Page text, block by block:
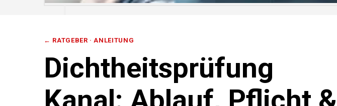
← RATGEBER ·ANLEITUNG
Dichtheitsprüfung